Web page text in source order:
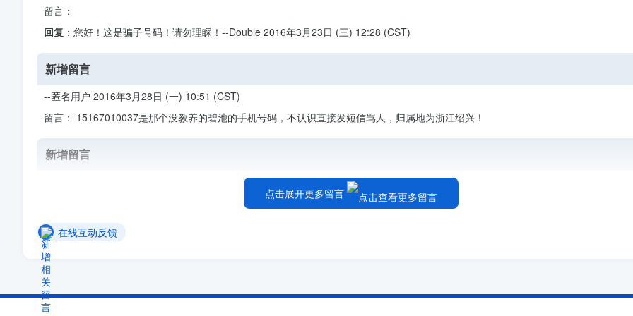
留言：
回复 ：您好！这是骗子号码！请勿理睬！--Double 2016年3月23日 (三) 12:28 (CST)
新增留言
--匿名用户 2016年3月28日 (一) 10:51 (CST)
留言： 15167010037是那个没教养的碧池的手机号码，不认识直接发短信骂人，归属地为浙江绍兴！
新增留言
留言： 請問台灣要撥打浙江省中國郵政的11183 手機要怎麼輸入電話
新增留言
--匿名用户 2018年9月8日 (六) 14:31 (CST)
留言： 中国区号是86，+86(内地)、+852、853(港澳)，也就是说中国打国外才用00加区号,国外打中国则要用当地代码加86。 你在国外
话回国的话，拨号码应该是 0086（国家代码）10（北京区号）0不用拨 然后号码。 比如 0086 10 2251xxxx 手机 0086 139xxxxxxxx. 浙
点击展开更多留言
在线互动反馈